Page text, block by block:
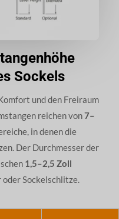
Sockels
und den Freiraum
reichen von7–
in denen die
Der Durchmesser der
1,5–2,5 Zoll
Sockelschlitze.